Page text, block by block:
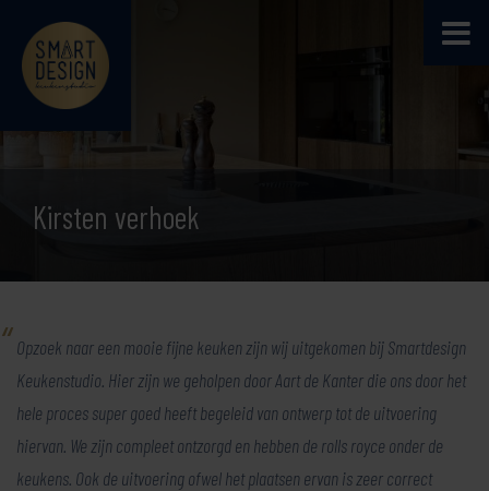
Kirsten verhoek
Opzoek naar een mooie fijne keuken zijn wij uitgekomen bij Smartdesign
Keukenstudio. Hier zijn we geholpen door Aart de Kanter die ons door het
hele proces super goed heeft begeleid van ontwerp tot de uitvoering
hiervan. We zijn compleet ontzorgd en hebben de rolls royce onder de
keukens. Ook de uitvoering ofwel het plaatsen ervan is zeer correct